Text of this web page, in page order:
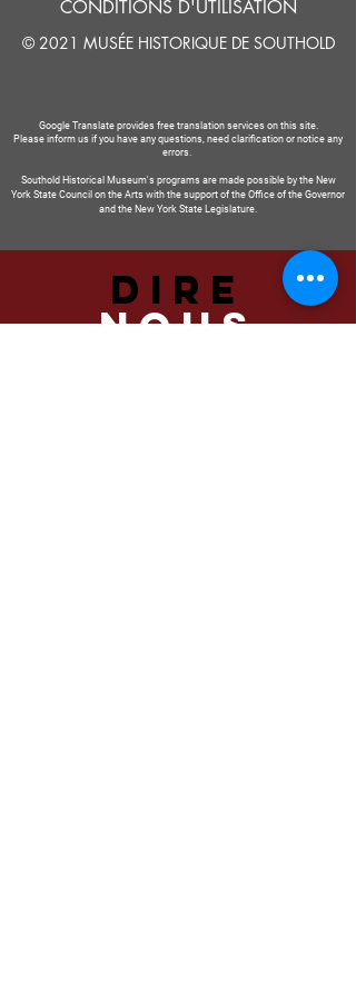
CONDITIONS D'UTILISATION
© 2021 MUSÉE HISTORIQUE DE SOUTHOLD
Google Translate provides free translation services on this site.
Please inform us if you have any questions, need clarification or notice any
errors.
Southold Historical Museum's programs are made possible by the New
York State Council on the Arts with the support of the Office of the Governor
and the New York State Legislature.
DIRE
NOUS